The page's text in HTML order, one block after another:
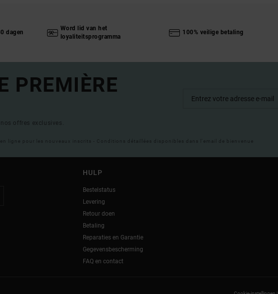
dagen
Word lid van het
loyaliteitsprogramma
100% veilige betaling
PREMIÈRE
offres exclusives.
en ligne pour les nouveaux inscrits - Conditions détaillées disponibles dans l'email de bienvenue
HULP
Bestelstatus
Levering
Retour doen
Betaling
Reparaties en Garantie
Gegevensbescherming
FAQ en contact